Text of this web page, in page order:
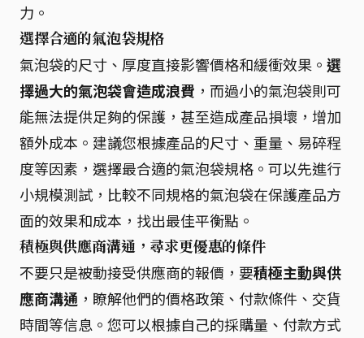
力。
選擇合適的氣泡袋規格
氣泡袋的尺寸、厚度直接影響價格和緩衝效果。 選
擇過大的氣泡袋會造成浪費 ，而過小的氣泡袋則可
能無法提供足夠的保護，甚至造成產品損壞，增加
額外成本。建議您根據產品的尺寸、重量、易碎程
度等因素，選擇最合適的氣泡袋規格。可以先進行
小規模測試，比較不同規格的氣泡袋在保護產品方
面的效果和成本，找出最佳平衡點。
積極與供應商溝通，尋求更優惠的條件
不要只是被動接受供應商的報價，要積極主動與供
應商溝通 ，瞭解他們的價格政策、付款條件、交貨
時間等信息。您可以根據自己的採購量、付款方式